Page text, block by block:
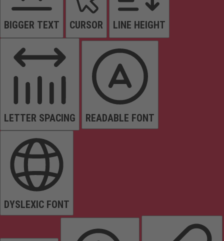
BIGGER TEXT CURSOR LINE HEIGHT
LETTER SPACING READABLE FONT
DYSLEXIC FONT